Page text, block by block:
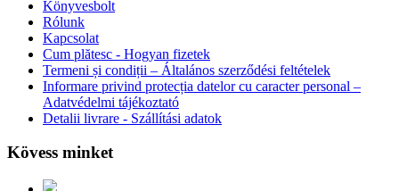
Könyvesbolt
Rólunk
Kapcsolat
Cum plătesc - Hogyan fizetek
Termeni și condiții – Általános szerződési feltételek
Informare privind protecția datelor cu caracter personal –
Adatvédelmi tájékoztató
Detalii livrare - Szállítási adatok
Kövess minket